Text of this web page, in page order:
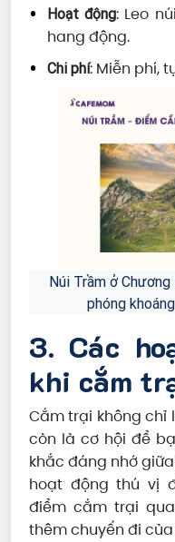
Hoạt động: Leo
hang động.
Chi phí: Miễn phí,
Núi Trầm ở
phóng
3. Các
khi cắm
Cắm trại không chỉ
còn là cơ hội để
khắc đáng nhớ
hoạt động thú vị
điểm cắm trại
thêm chuyến đi